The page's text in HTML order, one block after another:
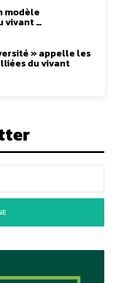
modèle
vivant …
» appelle les
du vivant